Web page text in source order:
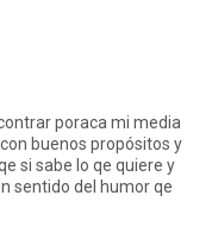
poraca mi media
buenos propósitos y
si sabe lo qe quiere y
sentido del humor qe